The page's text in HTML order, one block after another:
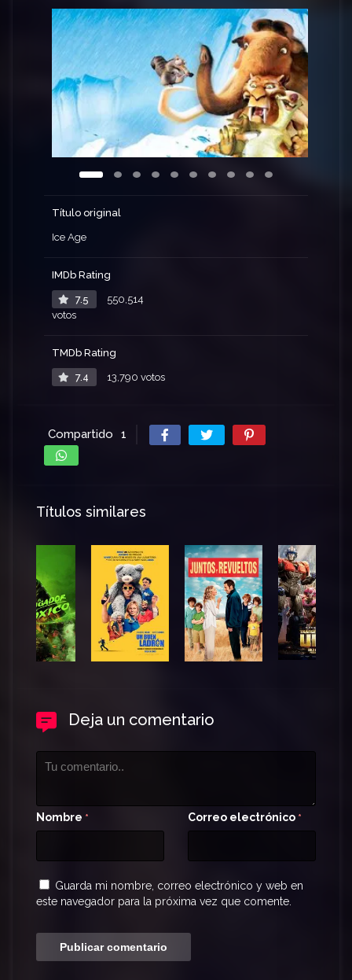
Título original
Ice Age
IMDb Rating
7.5
550,514
votos
TMDb Rating
7.4 13,790 votos
Compartido 1
Títulos similares
Deja un comentario
Nombre * Correo electrónico *
Guarda mi nombre, correo electrónico y web en
este navegador para la próxima vez que comente.